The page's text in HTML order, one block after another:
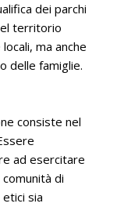
dei parchi
territorio
ma anche
delle famiglie.
consiste nel
ad esercitare
di
sia